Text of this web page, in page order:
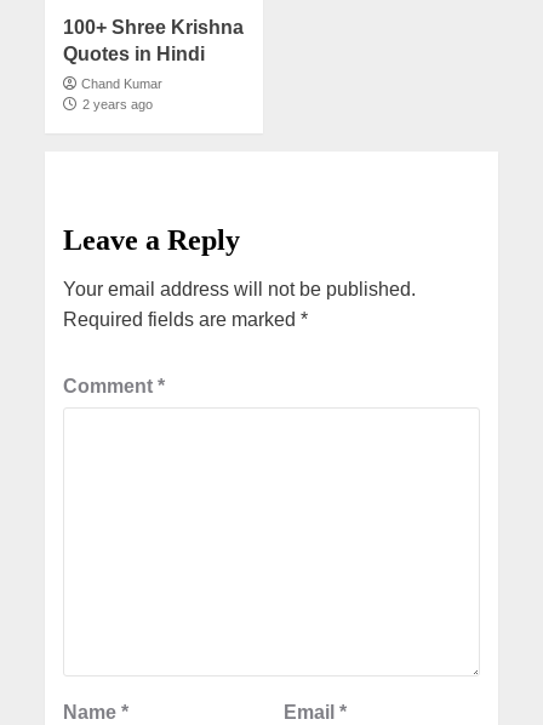
100+ Shree Krishna
Quotes in Hindi
Chand Kumar
2 years ago
Leave a Reply
Your email address will not be published.
Required fields are marked*
Comment*
Name* Email *